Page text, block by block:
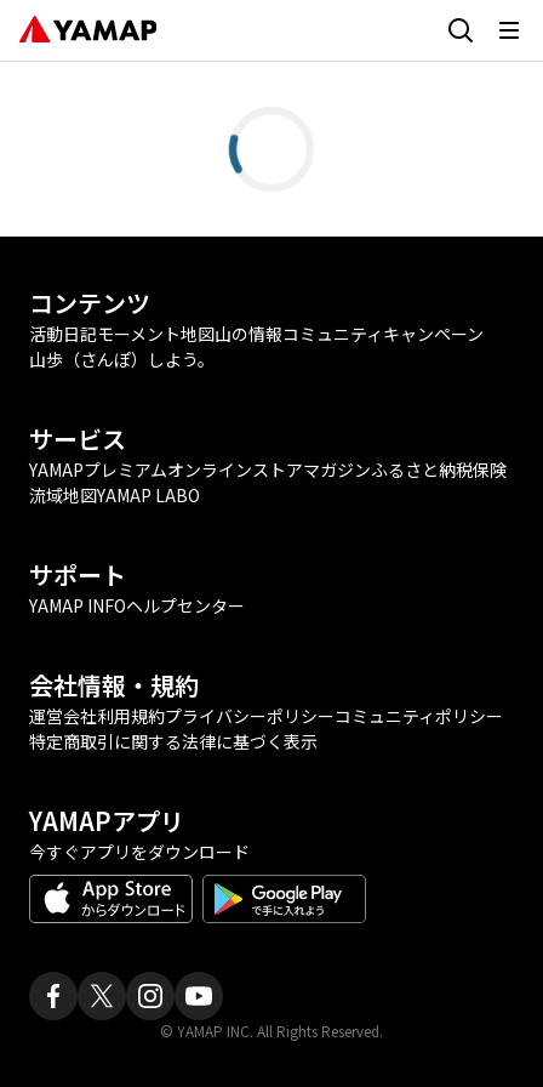
コンテンツ
活動日記モーメント地図山の情報コミュニティ キャンペーン
山歩（さんぽ）しよう。
サービス
YAMAPプレミアムオンラインストアマガジンふるさと納税保険
流域地図YAMAP LABO
サポート
YAMAP INFOヘルプセンター
会社情報・規約
運営会社利用規約プライバシーポリシーコミュニティポリシー
特定商取引に関する法律に基づく表示
YAMAPアプリ
今すぐアプリをダウンロード
© YAMAP INC. All Rights Reserved.